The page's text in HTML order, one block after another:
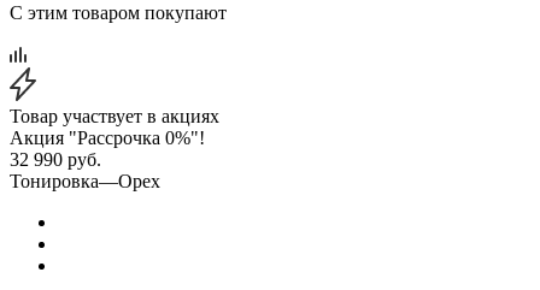
С этим товаром покупают
Товар участвует в акциях
Акция "Рассрочка 0%"!
32 990 руб.
Тонировка—Орех